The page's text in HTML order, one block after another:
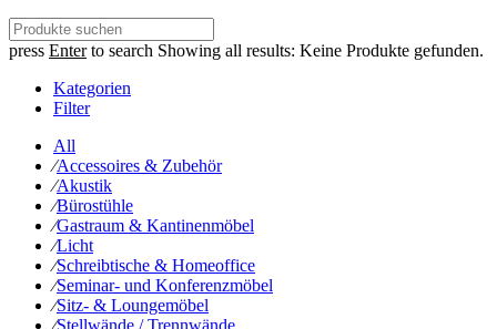
press Enterto search Showing all results: Keine Produkte gefunden.
Kategorien
Filter
All
⁄Accessoires & Zubehör
⁄Akustik
⁄Bürostühle
⁄Gastraum & Kantinenmöbel
⁄Licht
⁄Schreibtische & Homeoffice
⁄Seminar- und Konferenzmöbel
⁄Sitz- & Loungemöbel
⁄Stellwände / Trennwände